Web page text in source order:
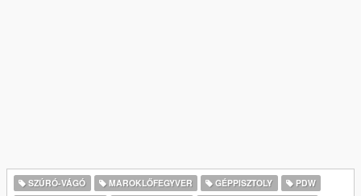
SZÚRÓ-VÁGÓ MAROKLŐFEGYVER GÉPPISZTOLY
PDW